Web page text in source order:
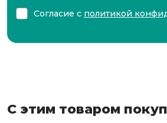
Согласие с политикой
С этим товаром